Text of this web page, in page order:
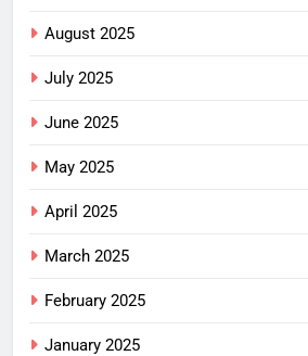
August 2025
July 2025
June 2025
May 2025
April 2025
March 2025
February 2025
January 2025